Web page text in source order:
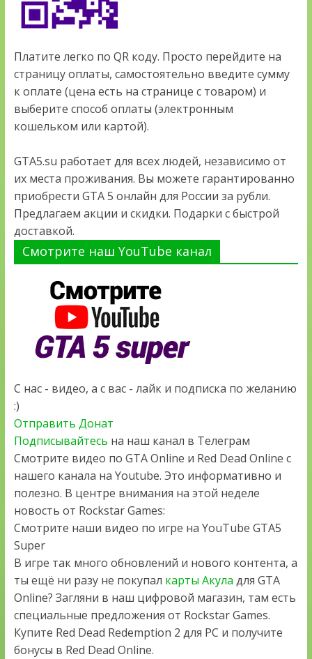
Платите легко по QR коду. Просто перейдите на
страницу оплаты, самостоятельно введите сумму
к оплате (цена есть на странице с товаром) и
выберите способ оплаты (электронным
кошельком или картой).
GTA5.su работает для всех людей, независимо от
их места проживания. Вы можете гарантированно
приобрести GTA 5 онлайн для России за рубли.
Предлагаем акции и скидки. Подарки с быстрой
доставкой.
Смотрите наш YouTube канал
С нас - видео, а с вас - лайк и подписка по желанию
:)
Отправить Донат
Подписывайтесь на наш канал в Телеграм
Смотрите видео по GTA Online и Red Dead Online с
нашего канала на Youtube. Это информативно и
полезно. В центре внимания на этой неделе
новость от Rockstar Games:
Смотрите наши видео по игре на YouTube GTA5
Super
В игре так много обновлений и нового контента, а
ты ещё ни разу не покупал карты Акула для GTA
Online? Загляни в наш цифровой магазин, там есть
специальные предложения от Rockstar Games.
Купите Red Dead Redemption 2 для PC и получите
бонусы в Red Dead Online.